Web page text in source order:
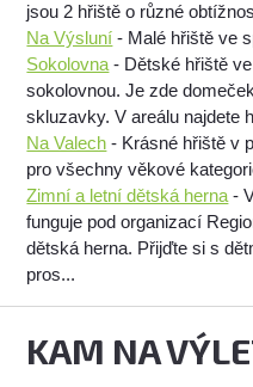
jsou 2 hřiště o různé
Na Výsluní - Malé hřiště ve
Sokolovna - Dětské hřiště
sokolovnou. Je zde
skluzavky. V areálu najdete
Na Valech - Krásné hřiště v
pro všechny věkové
Zimní a letní dětská herna -
funguje pod organizací
dětská herna. Přijďte si s
pros...
KAM NA